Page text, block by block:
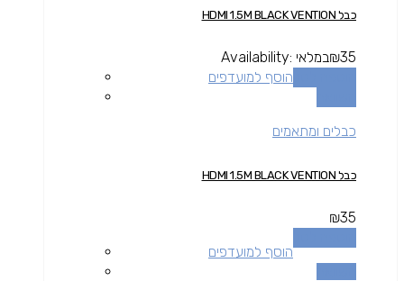
כבל HDMI 1.5M BLACK VENTION
₪35
Availability: במלאי
הוסף למועדפים
כבלים ומתאמים
כבל HDMI 1.5M BLACK VENTION
₪35
הוסף למועדפים